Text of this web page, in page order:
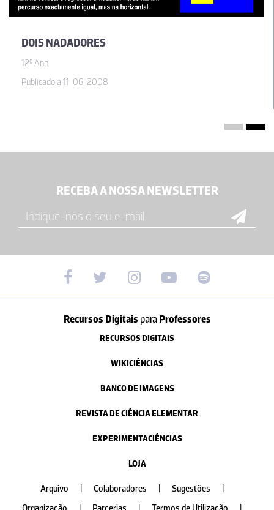
DOIS NADADORES
12º Ano
Publicado a 11-06-2008
RECEBA A NOSSA NEWSLETTER
Recursos Digitais paraProfessores
RECURSOS DIGITAIS
WIKICIÊNCIAS
BANCO DE IMAGENS
REVISTA DE CIÊNCIA ELEMENTAR
EXPERIMENTACIÊNCIAS
LOJA
Arquivo Colaboradores Sugestões